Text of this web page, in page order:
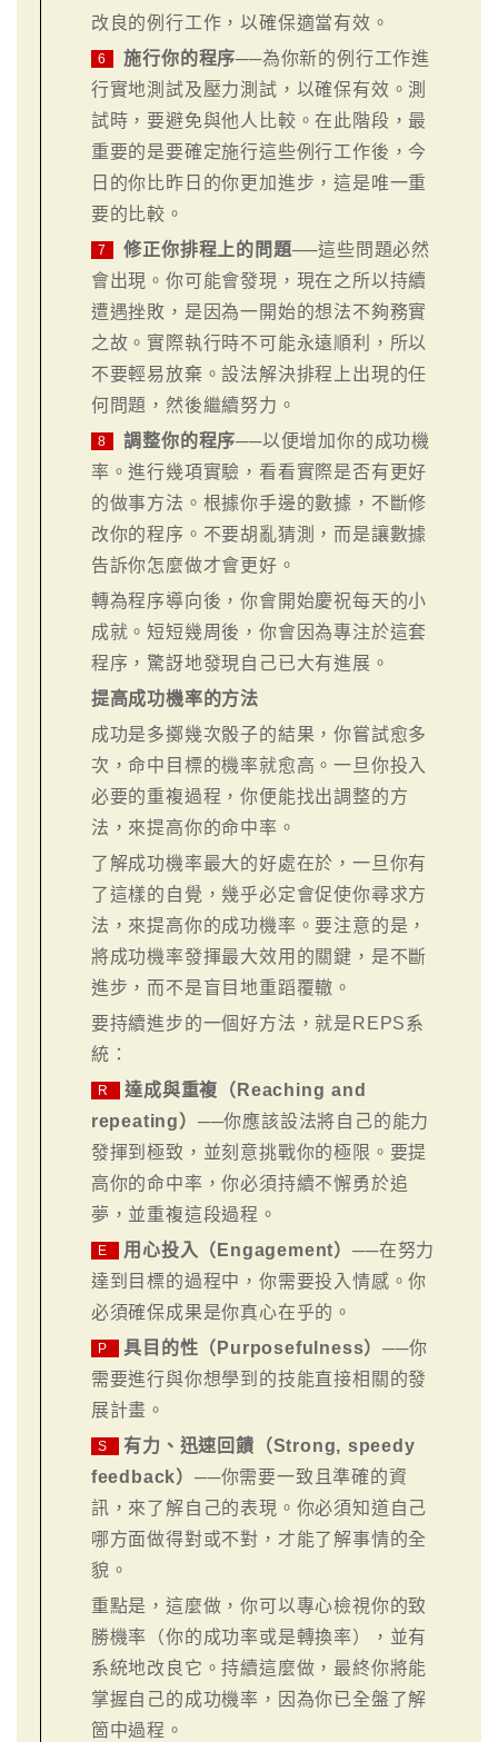
改良的例行工作，以確保適當有效。
6 施行你的程序──為你新的例行工作進
行實地測試及壓力測試，以確保有效。測
試時，要避免與他人比較。在此階段，最
重要的是要確定施行這些例行工作後，今
日的你比昨日的你更加進步，這是唯一重
要的比較。
7 修正你排程上的問題──這些問題必然
會出現。你可能會發現，現在之所以持續
遭遇挫敗，是因為一開始的想法不夠務實
之故。實際執行時不可能永遠順利，所以
不要輕易放棄。設法解決排程上出現的任
何問題，然後繼續努力。
8 調整你的程序──以便增加你的成功機
率。進行幾項實驗，看看實際是否有更好
的做事方法。根據你手邊的數據，不斷修
改你的程序。不要胡亂猜測，而是讓數據
告訴你怎麼做才會更好。
轉為程序導向後，你會開始慶祝每天的小
成就。短短幾周後，你會因為專注於這套
程序，驚訝地發現自己已大有進展。
提高成功機率的方法
成功是多擲幾次骰子的結果，你嘗試愈多
次，命中目標的機率就愈高。一旦你投入
必要的重複過程，你便能找出調整的方
法，來提高你的命中率。
了解成功機率最大的好處在於，一旦你有
了這樣的自覺，幾乎必定會促使你尋求方
法，來提高你的成功機率。要注意的是，
將成功機率發揮最大效用的關鍵，是不斷
進步，而不是盲目地重蹈覆轍。
要持續進步的一個好方法，就是REPS系
統：
R
達成與重複（Reaching and
repeating） ──你應該設法將自己的能力
發揮到極致，並刻意挑戰你的極限。要提
高你的命中率，你必須持續不懈勇於追
夢，並重複這段過程。
E 用心投入（Engagement）──在努力
達到目標的過程中，你需要投入情感。你
必須確保成果是你真心在乎的。
P 具目的性（Purposefulness）──你
需要進行與你想學到的技能直接相關的發
展計畫。
S
有力、迅速回饋（Strong, speedy
feedback）──你需要一致且準確的資
訊，來了解自己的表現。你必須知道自己
哪方面做得對或不對，才能了解事情的全
貌。
重點是，這麼做，你可以專心檢視你的致
勝機率（你的成功率或是轉換率），並有
系統地改良它。持續這麼做，最終你將能
掌握自己的成功機率，因為你已全盤了解
箇中過程。